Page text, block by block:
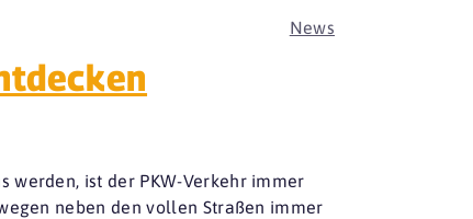
News
werden, ist der PKW-Verkehr immer
neben den vollen Straßen immer